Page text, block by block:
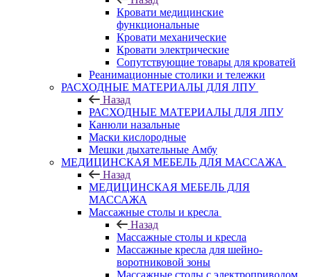
Кровати медицинские
функциональные
Кровати механические
Кровати электрические
Сопутствующие товары для кроватей
Реанимационные столики и тележки
РАСХОДНЫЕ МАТЕРИАЛЫ ДЛЯ ЛПУ
Назад
РАСХОДНЫЕ МАТЕРИАЛЫ ДЛЯ ЛПУ
Канюли назальные
Маски кислородные
Мешки дыхательные Амбу
МЕДИЦИНСКАЯ МЕБЕЛЬ ДЛЯ МАССАЖА
Назад
МЕДИЦИНСКАЯ МЕБЕЛЬ ДЛЯ
МАССАЖА
Массажные столы и кресла
Назад
Массажные столы и кресла
Массажные кресла для шейно-
воротниковой зоны
Массажные столы с электроприводом